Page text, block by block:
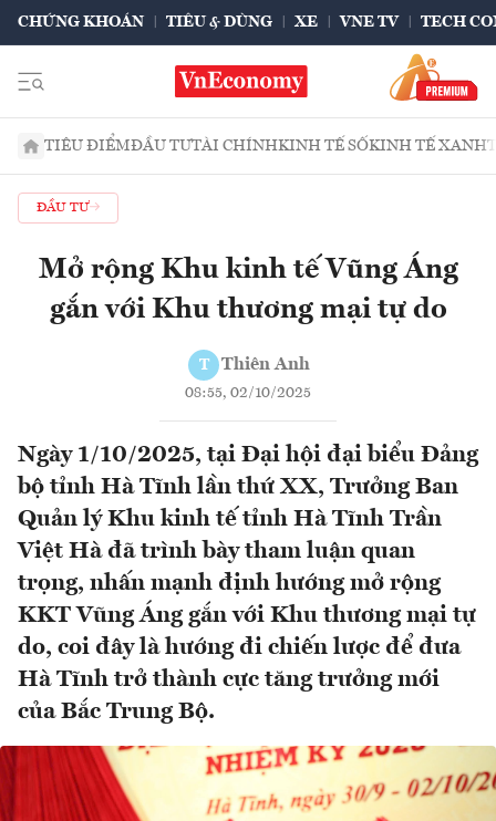
CHỨNG KHOÁN TIÊU & DÙNG XE VNE TV TECH
TIÊU ĐIỂMĐẦU TƯTÀI CHÍNHKINH TẾ SỐKINH TẾ XANH
ĐẦU TƯ
Mở rộng Khu kinh tế Vũng Áng
gắn với Khu thương mại tự do
T Thiên Anh
08:55, 02/10/2025
Ngày 1/10/2025, tại Đại hội đại biểu Đảng
bộ tỉnh Hà Tĩnh lần thứ XX, Trưởng Ban
Quản lý Khu kinh tế tỉnh Hà Tĩnh Trần
Việt Hà đã trình bày tham luận quan
trọng, nhấn mạnh định hướng mở rộng
KKT Vũng Áng gắn với Khu thương mại tự
do, coi đây là hướng đi chiến lược để đưa
Hà Tĩnh trở thành cực tăng trưởng mới
của Bắc Trung Bộ.